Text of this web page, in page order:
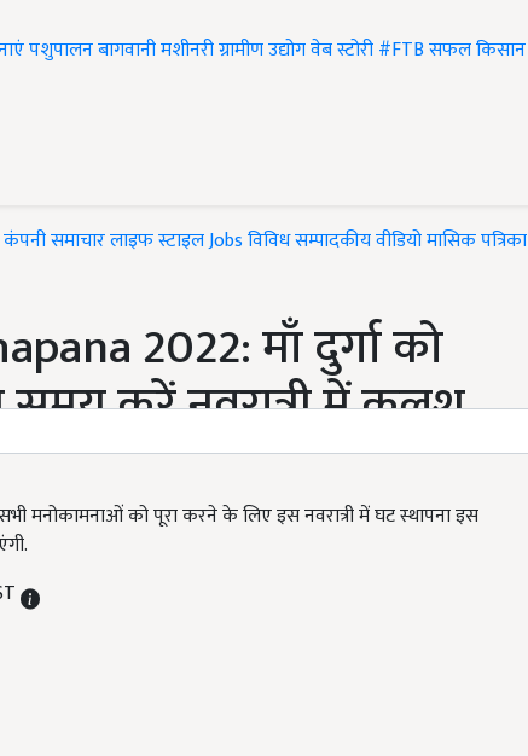
पशुपालनबागवानीमशीनरीग्रामीण उद्योगवेब स्टोरी#FTBसफल किसान
कंपनी समाचारलाइफ स्टाइलJobsविविधसम्पादकीयवीडियोमासिक पत्रिका
2022: माँ दुर्गा को
करें नवरात्री में कलश
सभी मनोकामनाओं को पूरा करने के लिए इस नवरात्री में घट स्थापना इस